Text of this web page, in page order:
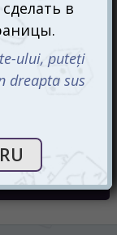
(рум.)